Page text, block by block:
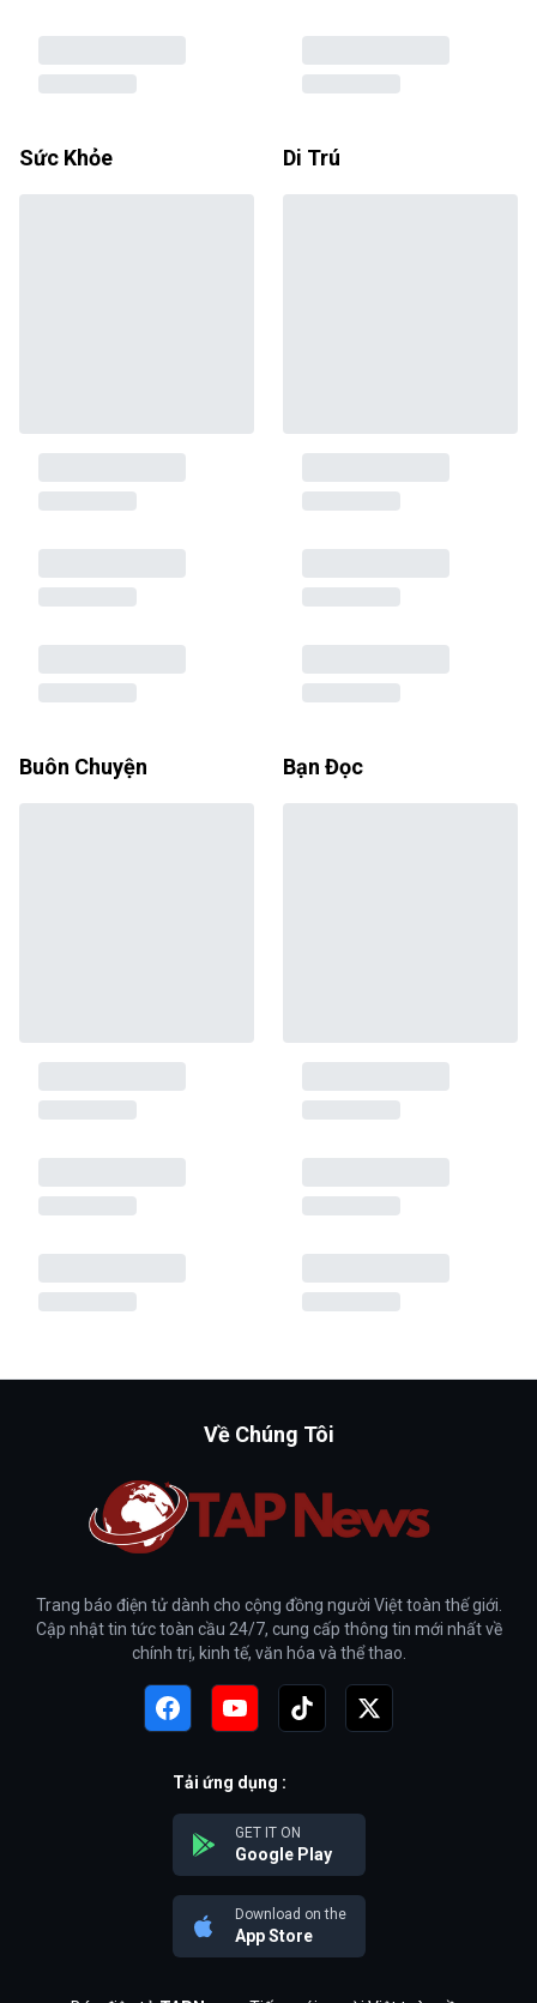
Sức Khỏe Di Trú
Buôn Chuyện Bạn Đọc
Về Chúng Tôi
Trang báo điện tử dành cho cộng đồng người Việt toàn thế giới.
Cập nhật tin tức toàn cầu 24/7, cung cấp thông tin mới nhất về
chính trị, kinh tế, văn hóa và thể thao.
Tải ứng dụng :
GET IT ON
Google Play
Download on the
App Store